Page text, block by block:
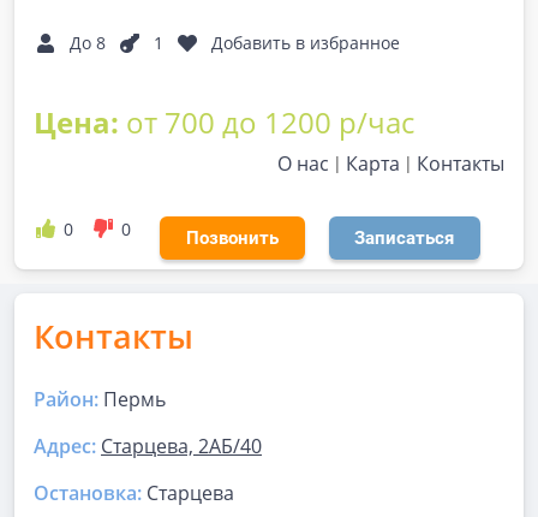
До 8 1 Добавить в избранное
Цена: от 700 до 1200 р/час
О нас Карта Контакты
0 0 Позвонить Записаться
Контакты
Район: Пермь
Адрес: Старцева, 2АБ/40
Остановка: Старцева